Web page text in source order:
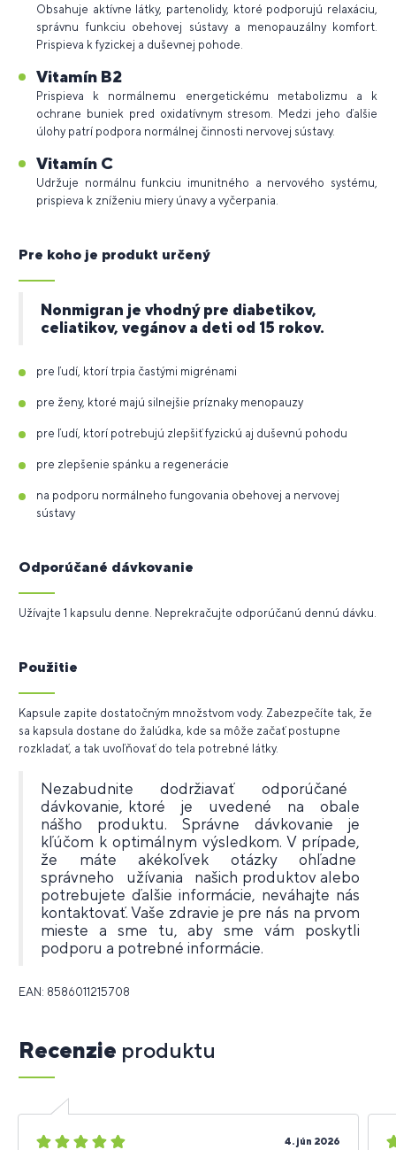
Obsahuje aktívne látky, partenolidy, ktoré podporujú relaxáciu,
správnu funkciu obehovej sústavy a menopauzálny komfort.
Prispieva k fyzickej a duševnej pohode.
Vitamín B2
Prispieva k normálnemu energetickému metabolizmu a k
ochrane buniek pred oxidatívnym stresom. Medzi jeho ďalšie
úlohy patrí podpora normálnej činnosti nervovej sústavy.
Vitamín C
Udržuje normálnu funkciu imunitného a nervového systému,
prispieva k zníženiu miery únavy a vyčerpania.
Pre koho je produkt určený
Nonmigran je vhodný pre diabetikov,
celiatikov, vegánov a deti od 15 rokov.
pre ľudí, ktorí trpia častými migrénami
pre ženy, ktoré majú silnejšie príznaky menopauzy
pre ľudí, ktorí potrebujú zlepšiť fyzickú aj duševnú pohodu
pre zlepšenie spánku a regenerácie
na podporu normálneho fungovania obehovej a nervovej
sústavy
Odporúčané dávkovanie
Užívajte 1 kapsulu denne. Neprekračujte odporúčanú dennú dávku.
Použitie
Kapsule zapite dostatočným množstvom vody. Zabezpečíte tak, že
sa kapsula dostane do žalúdka, kde sa môže začať postupne
rozkladať, a tak uvoľňovať do tela potrebné látky.
Nezabudnite dodržiavať odporúčané
dávkovanie, ktoré je uvedené na obale
nášho produktu. Správne dávkovanie je
kľúčom k optimálnym výsledkom. V prípade,
že máte akékoľvek otázky ohľadne
správneho užívania našich produktov alebo
potrebujete ďalšie informácie, neváhajte nás
kontaktovať. Vaše zdravie je pre nás na prvom
mieste a sme tu, aby sme vám poskytli
podporu a potrebné informácie.
EAN: 8586011215708
Recenzie produktu
5 4. jún 2026 5